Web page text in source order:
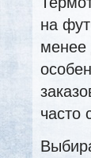
на
менее
часто